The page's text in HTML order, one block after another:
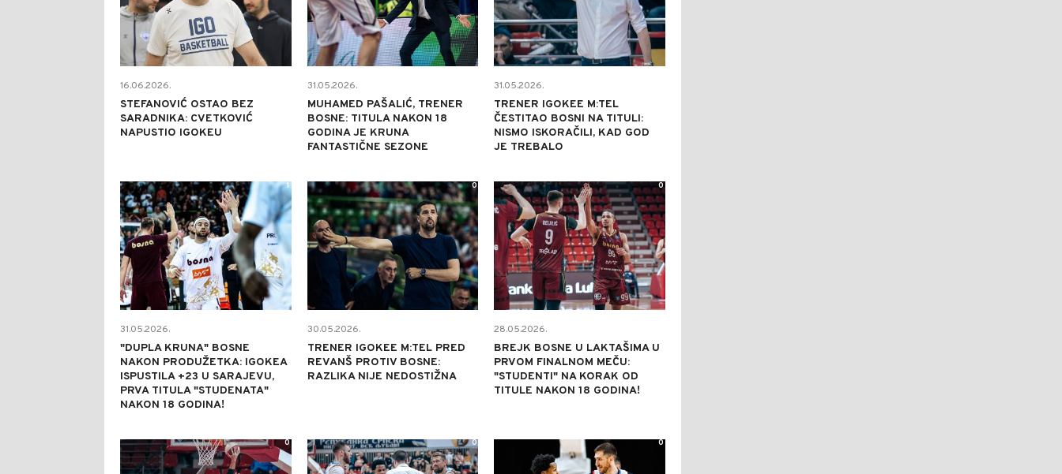
16.06.2026.
STEFANOVIĆ OSTAO BEZ
SARADNIKA: CVETKOVIĆ
NAPUSTIO IGOKEU
31.05.2026.
MUHAMED PAŠALIĆ, TRENER
BOSNE: TITULA NAKON 18
GODINA JE KRUNA
FANTASTIČNE SEZONE
31.05.2026.
TRENER IGOKEE M:TEL
ČESTITAO BOSNI NA TITULI:
NISMO ISKORAČILI, KAD GOD
JE TREBALO
31.05.2026.
"DUPLA KRUNA" BOSNE
NAKON PRODUŽETKA: IGOKEA
ISPUSTILA +23 U SARAJEVU,
PRVA TITULA "STUDENATA"
NAKON 18 GODINA!
1
30.05.2026.
TRENER IGOKEE M:TEL PRED
REVANŠ PROTIV BOSNE:
RAZLIKA NIJE NEDOSTIŽNA
0
28.05.2026.
BREJK BOSNE U LAKTAŠIMA U
PRVOM FINALNOM MEČU:
"STUDENTI" NA KORAK OD
TITULE NAKON 18 GODINA!
0
0 0 0